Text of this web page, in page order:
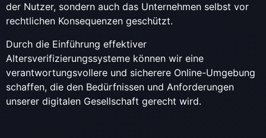
der Nutzer, sondern auch das Unternehmen selbst vor
rechtlichen Konsequenzen geschützt.
Durch die Einführung effektiver
Altersverifizierungssysteme können wir eine
verantwortungsvollere und sicherere Online-Umgebung
schaffen, die den Bedürfnissen und Anforderungen
unserer digitalen Gesellschaft gerecht wird.